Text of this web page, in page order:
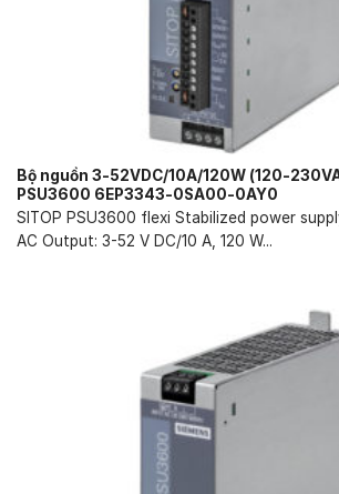
Bộ nguồn 3-52VDC/10A/120W (120-
PSU3600 6EP3343-0SA00-0AY0
SITOP PSU3600 flexi Stabilized power
AC Output: 3-52 V DC/10 A, 120 W...